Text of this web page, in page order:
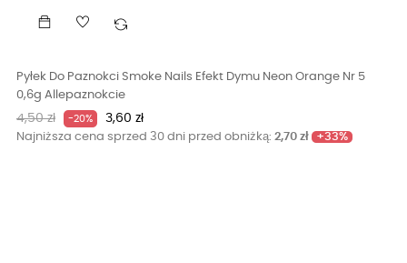
Pyłek Do Paznokci Smoke Nails Efekt Dymu Neon Orange Nr 5
0,6g Allepaznokcie
Cena
podstawowa
4,50 zł -20% Cena
3,60 zł
Najniższa cena sprzed 30 dni przed obniżką: 2,70 zł +33%